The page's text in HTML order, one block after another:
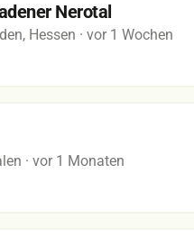
Nerotal
Hessen · vor 1 Wochen
· vor 1 Monaten